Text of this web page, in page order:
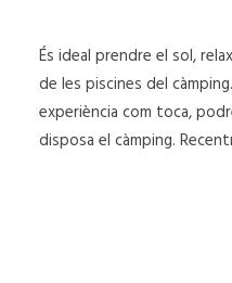
És ideal prendre el sol,
de les piscines del
experiència com toca,
disposa el càmping.